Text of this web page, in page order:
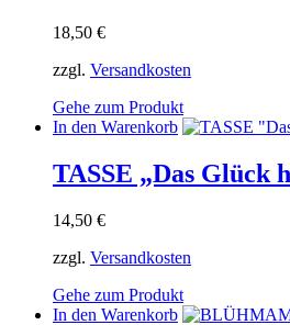
18,50 €
zzgl. Versandkosten
Gehe zum Produkt
In den Warenkorb
TASSE „Das Glück
14,50 €
zzgl. Versandkosten
Gehe zum Produkt
In den Warenkorb